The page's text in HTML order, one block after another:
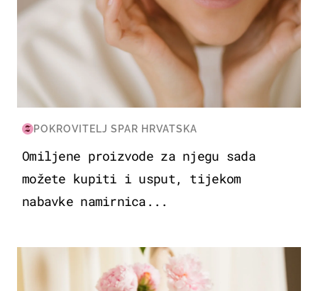
POKROVITELJ SPAR HRVATSKA
Omiljene proizvode za njegu sada
možete kupiti i usput, tijekom
nabavke namirnica...
MODA & LJEPOTA